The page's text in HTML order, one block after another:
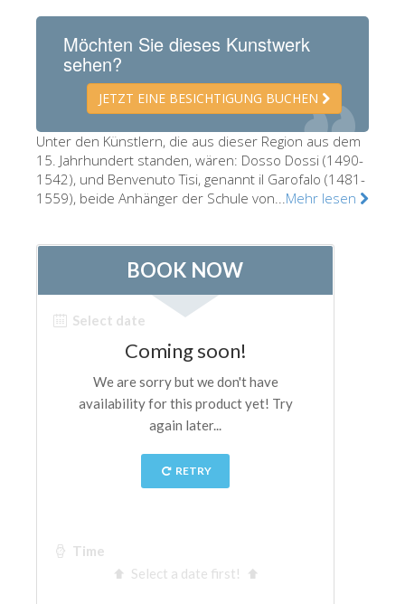
Neuen Säle
Andere Museen
Bargello Museum
Galleria Accademia
Palatina Galerie
Medici Kapelle
Archäologisches Museum
Opificio delle Pietre Dure
Museo Galileo
Boboli Gardens
The Arnolfo\'s tower
Vasari Corridor
Santa Maria Novella
Eine Geführte Tour buchen
Möchten Sie dieses Kunstwerk
sehen?
JETZT EINE BESICHTIGUNG BUCHEN
Unter den Künstlern, die aus dieser Region aus dem
15. Jahrhundert standen, wären: Dosso Dossi (1490-
1542), und Benvenuto Tisi, genannt il Garofalo (1481-
1559), beide Anhänger der Schule von...Mehr lesen